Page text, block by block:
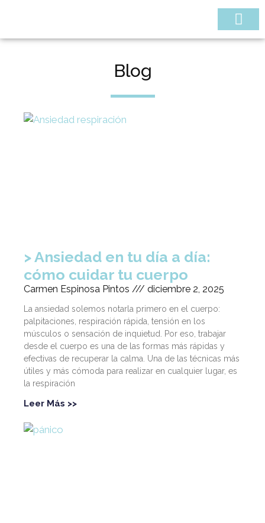
Blog
Ansiedad en tu día a día:
cómo cuidar tu cuerpo
Carmen Espinosa Pintos diciembre 2, 2025
La ansiedad solemos notarla primero en el cuerpo:
palpitaciones, respiración rápida, tensión en los
músculos o sensación de inquietud. Por eso, trabajar
desde el cuerpo es una de las formas más rápidas y
efectivas de recuperar la calma. Una de las técnicas más
útiles y más cómoda para realizar en cualquier lugar, es
la respiración
Leer Más >>